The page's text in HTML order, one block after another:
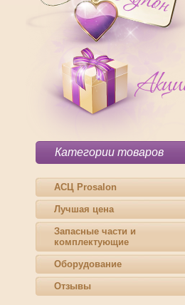
Категории товаров
АСЦ Prosalon
Лучшая цена
Запасные части и
комплектующие
Оборудование
Отзывы